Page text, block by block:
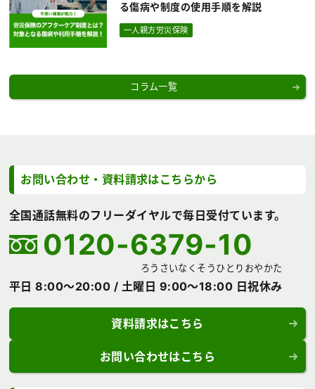
る傷病や制度の使用手順を解説
一人親方労災保険
コラム一覧
お問い合わせ・資料請求はこちらから
全国通話無料のフリーダイヤルで毎日受付ています。
0120-6379-10
ろうさいなくそうひとりおやかた
平日 8:00～20:00 / 土曜日 9:00～18:00 日祝休み
資料請求はこちら
お問い合わせはこちら